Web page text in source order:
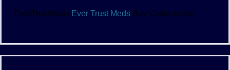
EverTrustMeds Ever Trust Meds Buy Cialis online